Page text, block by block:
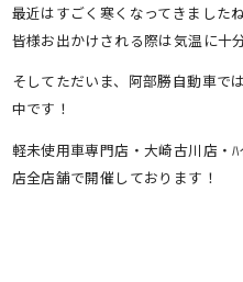
最近はすごく寒くなってきました
皆様お出かけされる際は気温に十
そしてただいま、阿部勝自動車で
中です！
軽未使用車専門店・大崎古川店・ﾊ
店全店舗で開催しております！